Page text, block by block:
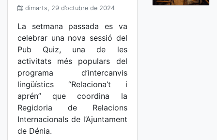
dimarts, 29 d’octubre de 2024
La setmana passada es va
celebrar una nova sessió del
Pub Quiz, una de les
activitats més populars del
programa d’intercanvis
lingüístics “Relaciona’t i
aprén” que coordina la
Regidoria de Relacions
Internacionals de l’Ajuntament
de Dénia.